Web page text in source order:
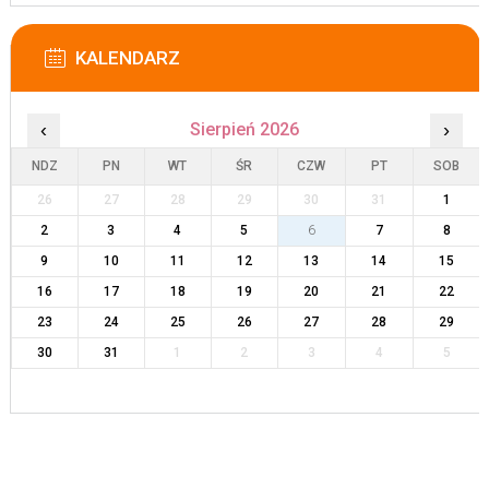
KALENDARZ
‹ Sierpień 2026 ›
NDZ PN WT ŚR CZW PT SOB
26 27 28 29 30 31
1
2
3 4 5 6 7
8
9
10 11 12 13 14
15
16
17 18 19 20 21
22
23
24 25 26 27 28
29
30
31 1 2 3 4 5